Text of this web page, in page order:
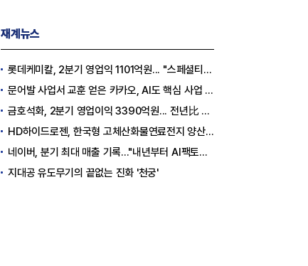
재계뉴스
롯데케미칼, 2분기 영업익 1101억원... "스페셜티 전환 가속"
문어발 사업서 교훈 얻은 카카오, AI도 핵심 사업 '선택과 집중'
금호석화, 2분기 영업이익 3390억원... 전년比 419% 급증
HD하이드로젠, 한국형 고체산화물연료전지 양산체계 구축
네이버, 분기 최대 매출 기록..."내년부터 AI팩토리 수익 날 것"
지대공 유도무기의 끝없는 진화 '천궁'